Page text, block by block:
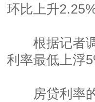
环比上升
根据记者调
利率最低上浮
房贷利率的